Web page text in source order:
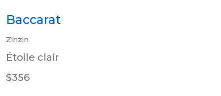
Baccarat
Zinzin
Étoile clair
$356